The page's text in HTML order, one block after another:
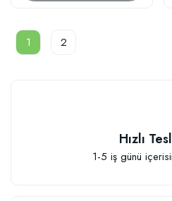
1 2
Hızlı
1-5 iş günü